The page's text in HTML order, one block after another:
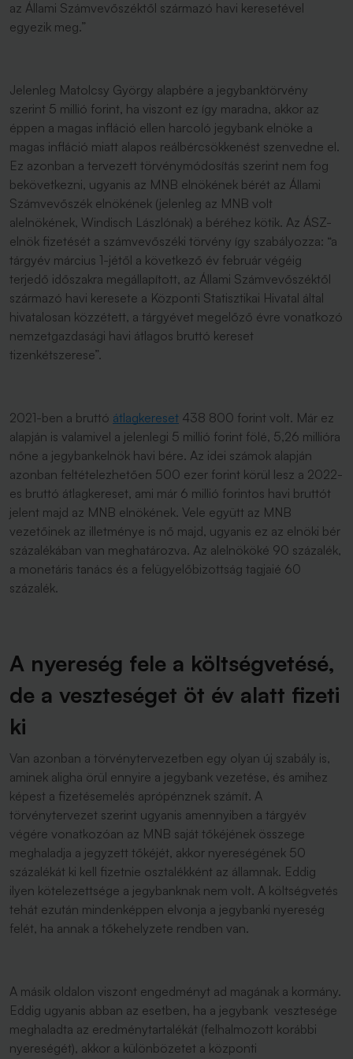
az Állami Számvevőszéktől származó havi keresetével
egyezik meg.”
Jelenleg Matolcsy György alapbére a jegybanktörvény
szerint 5 millió forint, ha viszont ez így maradna, akkor az
éppen a magas infláció ellen harcoló jegybank elnöke a
magas infláció miatt alapos reálbércsökkenést szenvedne el.
Ez azonban a tervezett törvénymódosítás szerint nem fog
bekövetkezni, ugyanis az MNB elnökének bérét az Állami
Számvevőszék elnökének (jelenleg az MNB volt
alelnökének, Windisch Lászlónak) a béréhez kötik. Az ÁSZ-
elnök fizetését a számvevőszéki törvény így szabályozza: “a
tárgyév március 1-jétől a következő év február végéig
terjedő időszakra megállapított, az Állami Számvevőszéktől
származó havi keresete a Központi Statisztikai Hivatal által
hivatalosan közzétett, a tárgyévet megelőző évre vonatkozó
nemzetgazdasági havi átlagos bruttó kereset
tizenkétszerese”.
2021-ben a bruttó átlagkereset 438 800 forint volt. Már ez
alapján is valamivel a jelenlegi 5 millió forint fölé, 5,26 millióra
nőne a jegybankelnök havi bére. Az idei számok alapján
azonban feltételezhetően 500 ezer forint körül lesz a 2022-
es bruttó átlagkereset, ami már 6 millió forintos havi bruttót
jelent majd az MNB elnökének. Vele együtt az MNB
vezetőinek az illetménye is nő majd, ugyanis ez az elnöki bér
százalékában van meghatározva. Az alelnököké 90 százalék,
a monetáris tanács és a felügyelőbizottság tagjaié 60
százalék.
A nyereség fele a költségvetésé,
de a veszteséget öt év alatt fizeti
ki
Van azonban a törvénytervezetben egy olyan új szabály is,
aminek aligha örül ennyire a jegybank vezetése, és amihez
képest a fizetésemelés aprópénznek számít. A
törvénytervezet szerint ugyanis amennyiben a tárgyév
végére vonatkozóan az MNB saját tőkéjének összege
meghaladja a jegyzett tőkéjét, akkor nyereségének 50
százalékát ki kell fizetnie osztalékként az államnak. Eddig
ilyen kötelezettsége a jegybanknak nem volt. A költségvetés
tehát ezután mindenképpen elvonja a jegybanki nyereség
felét, ha annak a tőkehelyzete rendben van.
A másik oldalon viszont engedményt ad magának a kormány.
Eddig ugyanis abban az esetben, ha a jegybank vesztesége
meghaladta az eredménytartalékát (felhalmozott korábbi
nyereségét), akkor a különbözetet a központi